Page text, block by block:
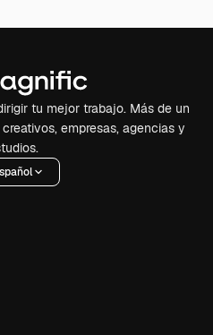
tu mejor trabajo. Más de un
empresas, agencias y